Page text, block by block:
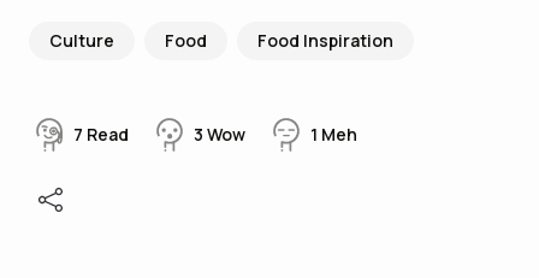
Culture Food Food Inspiration
7 Read 3 Wow 1 Meh